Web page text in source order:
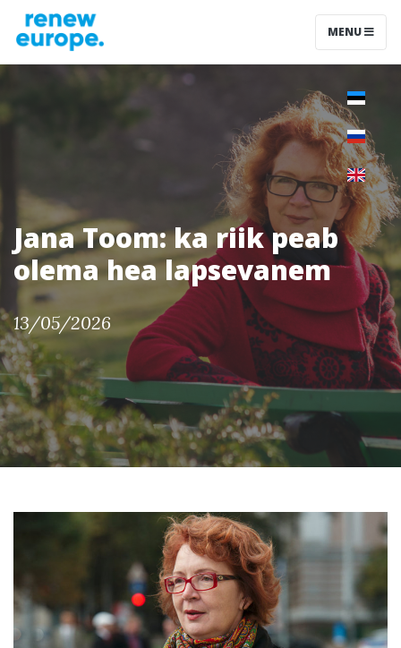
MENU
Jana Toom: ka riik peab
olema hea lapsevanem
13/05/2026